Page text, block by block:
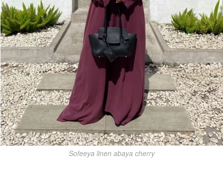
Sofeeya linen abaya cherry